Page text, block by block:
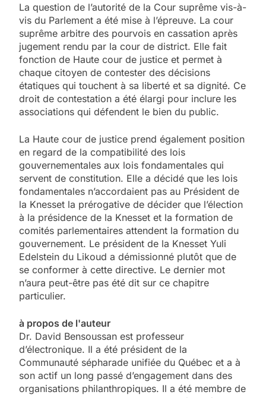
La question de l’autorité de la Cour suprême vis-à-
vis du Parlement a été mise à l’épreuve. La cour
suprême arbitre des pourvois en cassation après
jugement rendu par la cour de district. Elle fait
fonction de Haute cour de justice et permet à
chaque citoyen de contester des décisions
étatiques qui touchent à sa liberté et sa dignité. Ce
droit de contestation a été élargi pour inclure les
associations qui défendent le bien du public.
La Haute cour de justice prend également position
en regard de la compatibilité des lois
gouvernementales aux lois fondamentales qui
servent de constitution. Elle a décidé que les lois
fondamentales n’accordaient pas au Président de
la Knesset la prérogative de décider que l’élection
à la présidence de la Knesset et la formation de
comités parlementaires attendent la formation du
gouvernement. Le président de la Knesset Yuli
Edelstein du Likoud a démissionné plutôt que de
se conformer à cette directive. Le dernier mot
n’aura peut-être pas été dit sur ce chapitre
particulier.
à propos de l'auteur
Dr. David Bensoussan est professeur
d’électronique. Il a été président de la
Communauté sépharade unifiée du Québec et a à
son actif un long passé d’engagement dans des
organisations philanthropiques. Il a été membre de